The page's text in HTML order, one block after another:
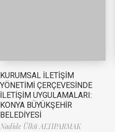
KURUMSAL İLETİŞİM
YÖNETİMİ ÇERÇEVESİNDE
İLETİŞİM UYGULAMALARI:
KONYA BÜYÜKŞEHİR
BELEDİYESİ
Nadide Ülkü ALTIPARMAK